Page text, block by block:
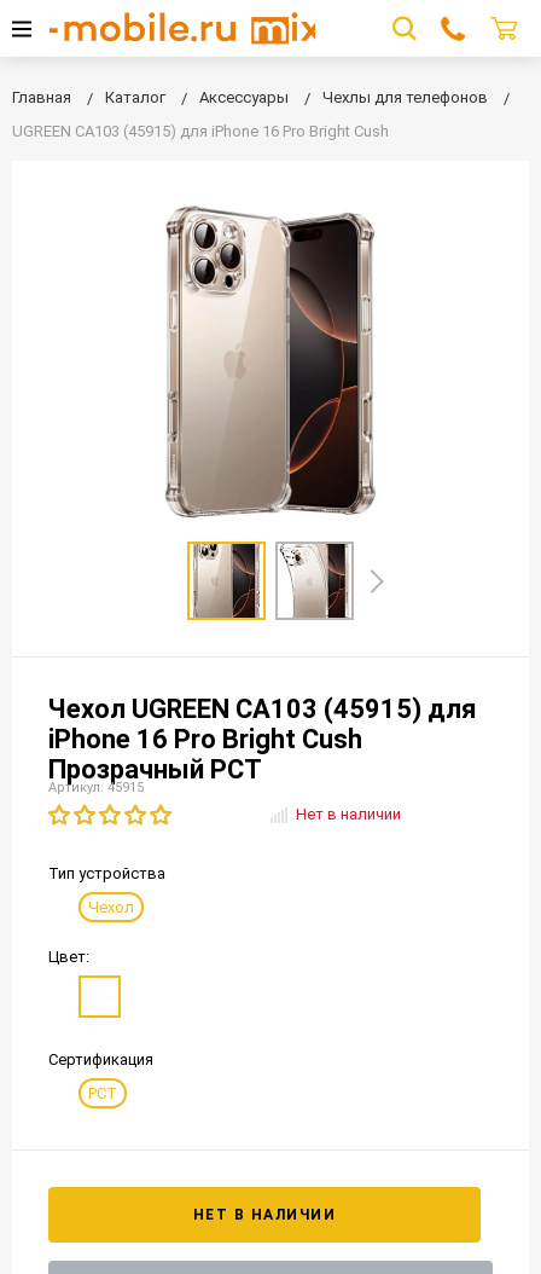
Главная Каталог Аксессуары
Чехлы для телефонов
UGREEN CA103 (45915) для iPhone 16 Pro Bright Cush
Чехол UGREEN CA103 (45915) для
iPhone 16 Pro Bright Cush
Прозрачный РСТ
Артикул: 45915
Нет в наличии
Тип устройства
Чехол
Цвет:
Сертификация
РСТ
НЕТ В НАЛИЧИИ